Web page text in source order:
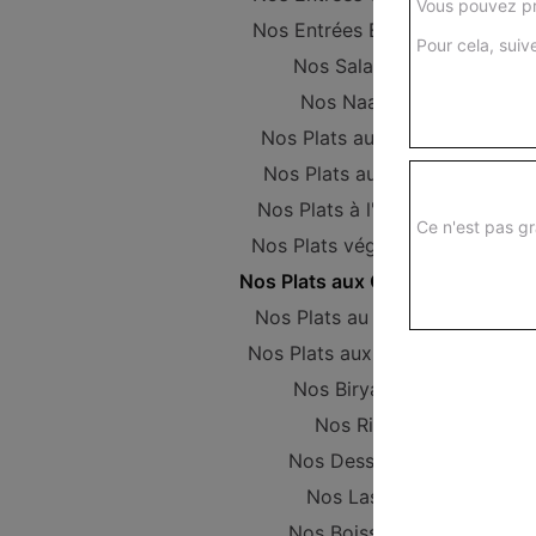
Nos Entrées Beignets
Nos Salades
Nos Naans
Nos Plats au Poulet
Nos Plats au Boeuf
Nos Plats à l'Agneau
Nos Plats végétariens
Nos Plats aux Crevettes
Nos Plats au Poisson
Nos Plats aux Gambas
Nos Biryanis
Nos Riz
Nos Desserts
Nos Lassi
Vous pouvez
Pour cela,
Ce n'est pas